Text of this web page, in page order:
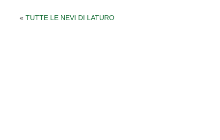
« TUTTE LE NEVI DI LATURO